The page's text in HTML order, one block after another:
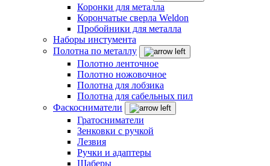
Коронки для металла
Корончатые сверла Weldon
Пробойники для металла
Наборы инстумента
Полотна по металлу
Полотно ленточное
Полотно ножовочное
Полотна для лобзика
Полотна для сабельных пил
Фаскосниматели
Гратосниматели
Зенковки с ручкой
Лезвия
Ручки и адаптеры
Шаберы